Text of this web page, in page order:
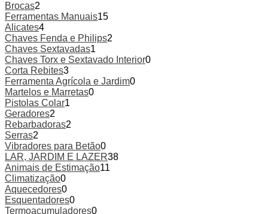
Brocas2
Ferramentas Manuais15
Alicates4
Chaves Fenda e Philips2
Chaves Sextavadas1
Chaves Torx e Sextavado Interior0
Corta Rebites3
Ferramenta Agrícola e Jardim0
Martelos e Marretas0
Pistolas Colar1
Geradores2
Rebarbadoras2
Serras2
Vibradores para Betão0
LAR, JARDIM E LAZER38
Animais de Estimação11
Climatização0
Aquecedores0
Esquentadores0
Termoacumuladores0